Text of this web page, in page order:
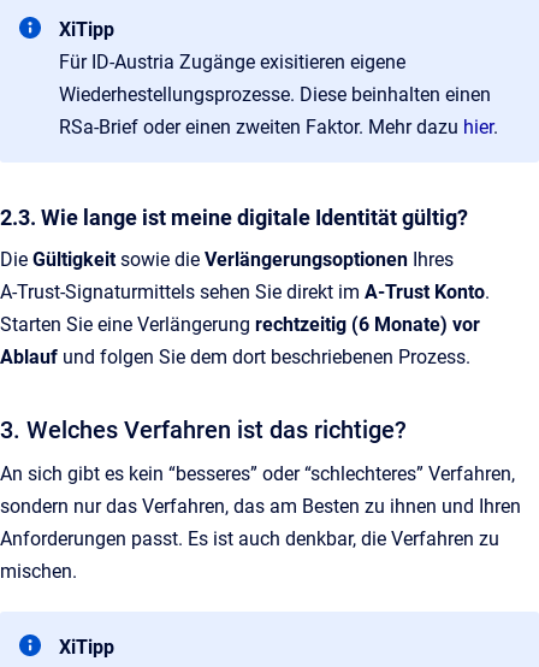
XiTipp
Für ID-Austria Zugänge exisitieren eigene
Wiederhestellungsprozesse. Diese beinhalten einen
RSa-Brief oder einen zweiten Faktor. Mehr dazu hier.
2.3. Wie lange ist meine digitale Identität gültig?
Die Gültigkeitsowie die Verlängerungsoptionen Ihres
A‑Trust‑Signaturmittels sehen Sie direkt im A‑Trust Konto.
Starten Sie eine Verlängerung rechtzeitig (6 Monate) vor
Ablauf und folgen Sie dem dort beschriebenen Prozess.
3. Welches Verfahren ist das richtige?
An sich gibt es kein “besseres” oder “schlechteres” Verfahren,
sondern nur das Verfahren, das am Besten zu ihnen und Ihren
Anforderungen passt. Es ist auch denkbar, die Verfahren zu
mischen.
XiTipp